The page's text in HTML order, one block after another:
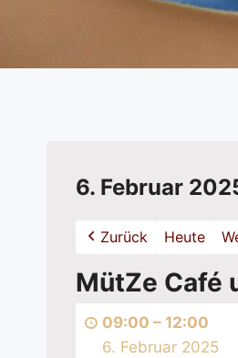
6. Februar
Zurück Heute
MütZe
u.
Baby+Kleinkind
MütZe Café
09:00 – 12:00
6. Februar 2025